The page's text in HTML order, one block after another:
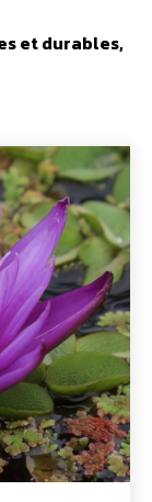
et durables,